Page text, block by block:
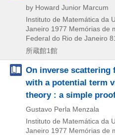
by Howard Junior Marcum
Instituto de Matemática da
Janeiro 1977 Memórias de
Federal do Rio de Janeiro
所蔵館1館
On inverse scattering
with a potential term
theory : a simple
Gustavo Perla Menzala
Instituto de Matemática da
Janeiro 1977 Memórias de